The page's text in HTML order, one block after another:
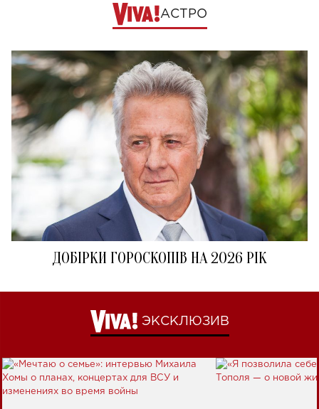
АСТРО
ДОБІРКИ ГОРОСКОПІВ НА 2026 РІК
ЭКСКЛЮЗИВ